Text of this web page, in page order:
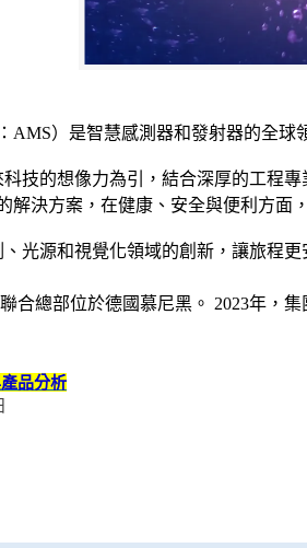
AMS）是智慧感測器和發射器的全
技的想像力為引，結合深厚的工程
解決方案，在健康、安全與便利方面
光源和視覺化領域的創新，讓旅程
合總部位於德國慕尼黑。 2023年，
品分析